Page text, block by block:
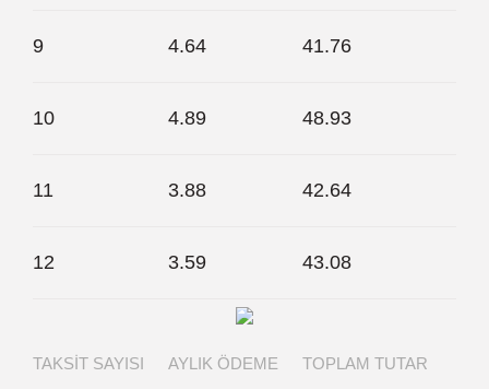
9 4.64 41.76
10 4.89 48.93
11 3.88 42.64
12 3.59 43.08
TAKSIT SAYISI AYLIK ÖDEME TOPLAM TUTAR